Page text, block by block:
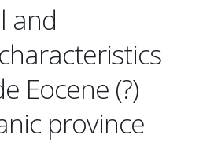
and
Eocene (?)
province